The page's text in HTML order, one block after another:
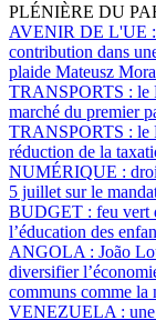
PLÉNIÈRE DU
AVENIR DE L'UE :
contribution dans
plaide Mateusz
TRANSPORTS : le
marché du premier
TRANSPORTS : le
réduction de la
NUMÉRIQUE :
5 juillet sur le
BUDGET : feu vert
l’éducation des
ANGOLA : João
diversifier
communs comme la
VENEZUELA :